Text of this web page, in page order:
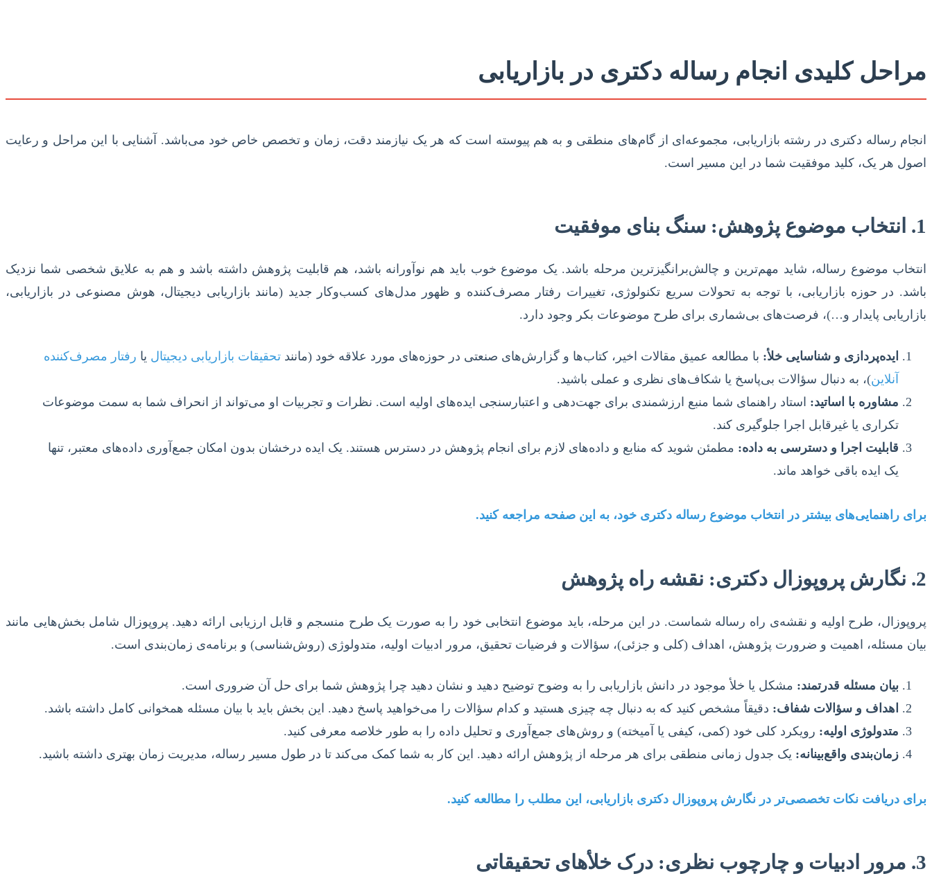
مراحل کلیدی انجام رساله دکتری در بازاریابی
انجام رساله دکتری در رشته بازاریابی، مجموعه‌ای از گام‌های منطقی و به هم پیوسته است که هر یک نیازمند دقت، زمان و تخصص خاص خود می‌باشد. آشنایی با این مراحل و رعایت
اصول هر یک، کلید موفقیت شما در این مسیر است.
1. انتخاب موضوع پژوهش: سنگ بنای موفقیت
انتخاب موضوع رساله، شاید مهم‌ترین و چالش‌برانگیزترین مرحله باشد. یک موضوع خوب باید هم نوآورانه باشد، هم قابلیت پژوهش داشته باشد و هم به علایق شخصی شما نزدیک
باشد. در حوزه بازاریابی، با توجه به تحولات سریع تکنولوژی، تغییرات رفتار مصرف‌کننده و ظهور مدل‌های کسب‌وکار جدید (مانند بازاریابی دیجیتال، هوش مصنوعی در بازاریابی،
بازاریابی پایدار و…)، فرصت‌های بی‌شماری برای طرح موضوعات بکر وجود دارد.
ایده‌پردازی و شناسایی خلأ: با مطالعه عمیق مقالات اخیر، کتاب‌ها و گزارش‌های صنعتی در حوزه‌های مورد علاقه خود (مانند تحقیقات بازاریابی دیجیتال یا رفتار مصرف‌کننده
آنلاین)، به دنبال سؤالات بی‌پاسخ یا شکاف‌های نظری و عملی باشید.
مشاوره با اساتید: استاد راهنمای شما منبع ارزشمندی برای جهت‌دهی و اعتبارسنجی ایده‌های اولیه است. نظرات و تجربیات او می‌تواند از انحراف شما به سمت موضوعات
تکراری یا غیرقابل اجرا جلوگیری کند.
قابلیت اجرا و دسترسی به داده: مطمئن شوید که منابع و داده‌های لازم برای انجام پژوهش در دسترس هستند. یک ایده درخشان بدون امکان جمع‌آوری داده‌های معتبر، تنها
یک ایده باقی خواهد ماند.
برای راهنمایی‌های بیشتر در انتخاب موضوع رساله دکتری خود، به این صفحه مراجعه کنید.
2. نگارش پروپوزال دکتری: نقشه راه پژوهش
پروپوزال، طرح اولیه و نقشه‌ی راه رساله شماست. در این مرحله، باید موضوع انتخابی خود را به صورت یک طرح منسجم و قابل ارزیابی ارائه دهید. پروپوزال شامل بخش‌هایی مانند
بیان مسئله، اهمیت و ضرورت پژوهش، اهداف (کلی و جزئی)، سؤالات و فرضیات تحقیق، مرور ادبیات اولیه، متدولوژی (روش‌شناسی) و برنامه‌ی زمان‌بندی است.
بیان مسئله قدرتمند: مشکل یا خلأ موجود در دانش بازاریابی را به وضوح توضیح دهید و نشان دهید چرا پژوهش شما برای حل آن ضروری است.
اهداف و سؤالات شفاف: دقیقاً مشخص کنید که به دنبال چه چیزی هستید و کدام سؤالات را می‌خواهید پاسخ دهید. این بخش باید با بیان مسئله همخوانی کامل داشته باشد.
متدولوژی اولیه: رویکرد کلی خود (کمی، کیفی یا آمیخته) و روش‌های جمع‌آوری و تحلیل داده را به طور خلاصه معرفی کنید.
زمان‌بندی واقع‌بینانه: یک جدول زمانی منطقی برای هر مرحله از پژوهش ارائه دهید. این کار به شما کمک می‌کند تا در طول مسیر رساله، مدیریت زمان بهتری داشته باشید.
برای دریافت نکات تخصصی‌تر در نگارش پروپوزال دکتری بازاریابی، این مطلب را مطالعه کنید.
3. مرور ادبیات و چارچوب نظری: درک خلأهای تحقیقاتی